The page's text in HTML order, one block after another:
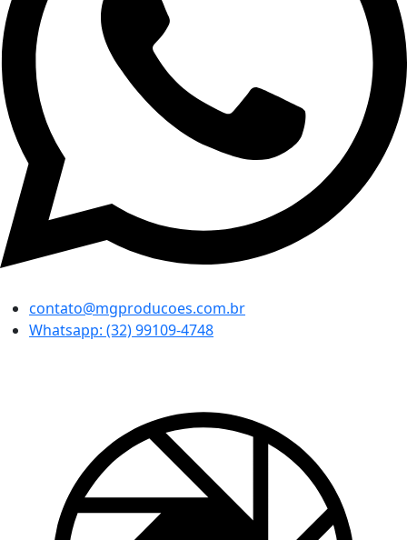
contato@mgproducoes.com.br
Whatsapp: (32) 99109-4748